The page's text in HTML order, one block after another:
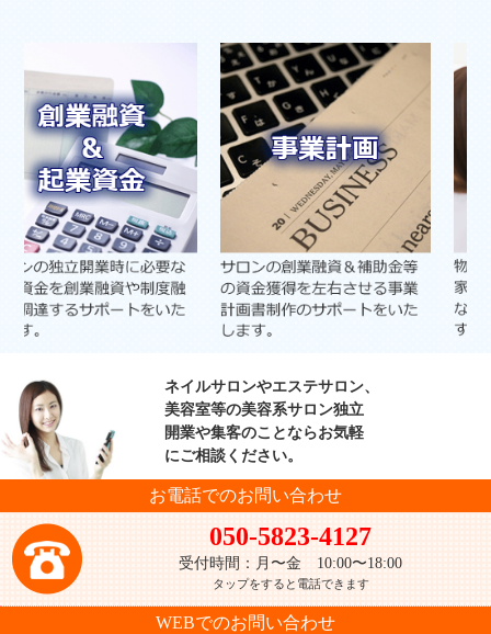
ネイルサロンやエステサロン、
美容室等の美容系サロン独立
開業や集客のことならお気軽
にご相談ください。
お電話でのお問い合わせ
050-5823-4127
受付時間：月〜金 10:00〜18:00
タップをすると電話できます
WEBでのお問い合わせ